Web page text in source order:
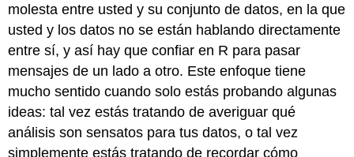
molesta entre usted y su conjunto de datos, en la que
usted y los datos no se están hablando directamente
entre sí, y así hay que confiar en R para pasar
mensajes de un lado a otro. Este enfoque tiene
mucho sentido cuando solo estás probando algunas
ideas: tal vez estás tratando de averiguar qué
análisis son sensatos para tus datos, o tal vez
simplemente estás tratando de recordar cómo